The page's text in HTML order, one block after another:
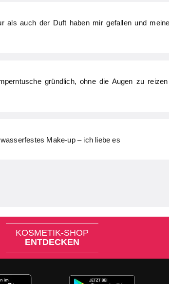
als auch der Duft haben mir gefallen und
gründlich, ohne die Augen zu
Make-up – ich liebe es
KOSMETIK-SHOP
ENTDECKEN